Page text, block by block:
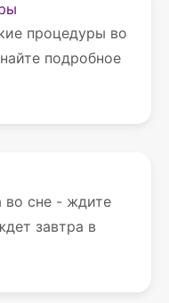
процедуры во
подробное
во сне - ждите
завтра в